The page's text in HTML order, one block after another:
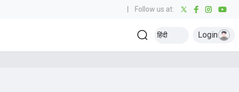
Follow us at:
हिंदी Login